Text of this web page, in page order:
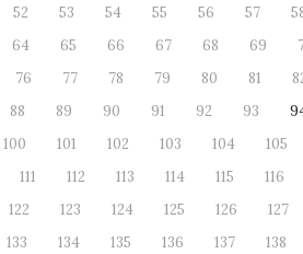
52
53 54 55 56 57
64
65 66 67 68 69
76
77 78 79 80 81
88
89 90 91 92 93
100
101 102 103 104 105
111
112 113 114 115 116
122
123 124 125 126 127
133
134 135 136 137 138